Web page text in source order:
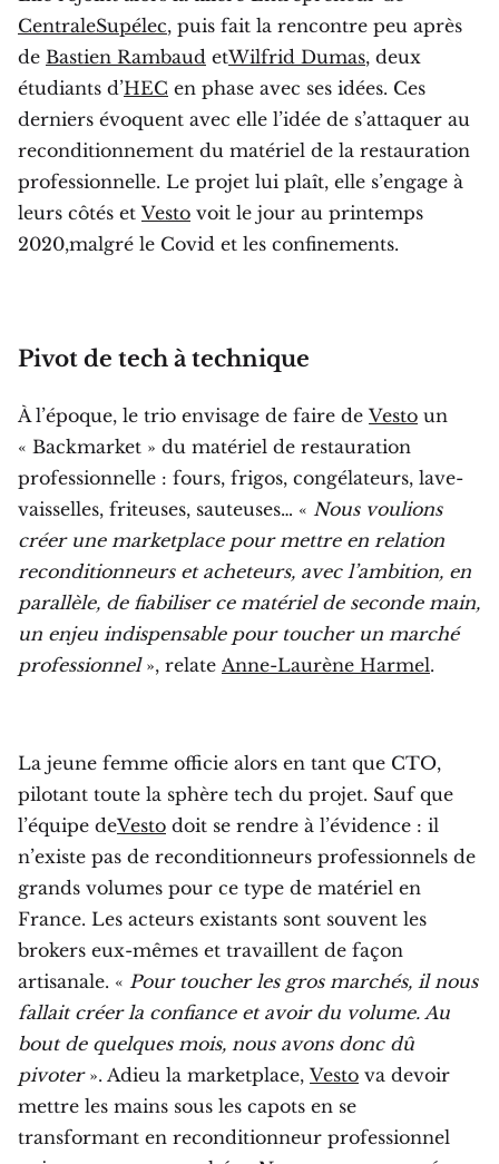
CentraleSupélec, puis fait la rencontre peu après
de Bastien Rambaud etWilfrid Dumas, deux
étudiants d’HEC en phase avec ses idées. Ces
derniers évoquent avec elle l’idée de s’attaquer au
reconditionnement du matériel de la restauration
professionnelle. Le projet lui plaît, elle s’engage à
leurs côtés et Vesto voit le jour au printemps
2020,malgré le Covid et les confinements.
Pivot de tech à technique
À l’époque, le trio envisage de faire de Vesto un
« Backmarket » du matériel de restauration
professionnelle : fours, frigos, congélateurs, lave-
vaisselles, friteuses, sauteuses… « Nous voulions
créer une marketplace pour mettre en relation
reconditionneurs et acheteurs, avec l’ambition, en
parallèle, de fiabiliser ce matériel de seconde main,
un enjeu indispensable pour toucher un marché
professionnel», relate Anne-Laurène Harmel.
La jeune femme officie alors en tant que CTO,
pilotant toute la sphère tech du projet. Sauf que
l’équipe deVesto doit se rendre à l’évidence : il
n’existe pas de reconditionneurs professionnels de
grands volumes pour ce type de matériel en
France. Les acteurs existants sont souvent les
brokers eux-mêmes et travaillent de façon
artisanale. « Pour toucher les gros marchés, il nous
fallait créer la confiance et avoir du volume. Au
bout de quelques mois, nous avons donc dû
pivoter ». Adieu la marketplace, Vesto va devoir
mettre les mains sous les capots en se
transformant en reconditionneur professionnel